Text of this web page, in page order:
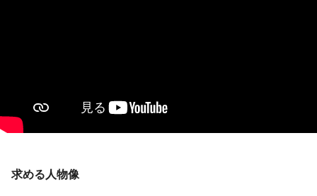
■交通費支給20,000円/月
筋膜リリースサロンIDM新宿店
求める人物像